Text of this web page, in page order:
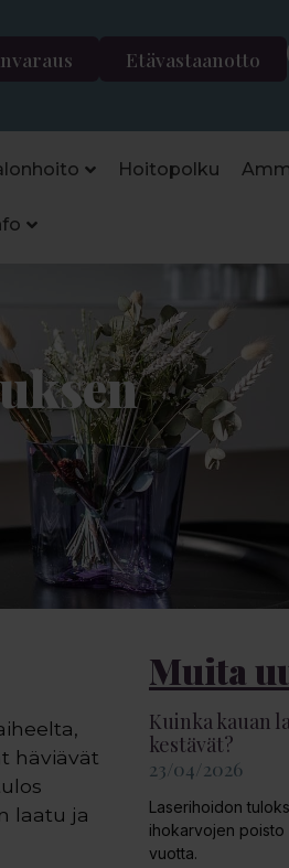
Etävastaanotto
Hoitopolku
häviävät
laatu ja
Muita
Kuinka kauan
kestävät?
23/04/2026
Laserihoidon
ihokarvojen poisto
vuotta.